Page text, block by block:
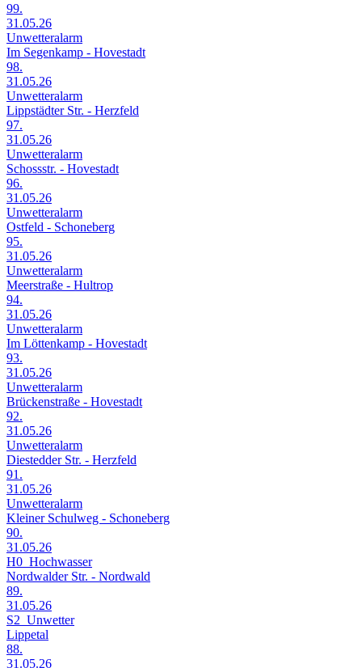
99.
31.05.26
Unwetteralarm
Im Segenkamp - Hovestadt
98.
31.05.26
Unwetteralarm
Lippstädter Str. - Herzfeld
97.
31.05.26
Unwetteralarm
Schossstr. - Hovestadt
96.
31.05.26
Unwetteralarm
Ostfeld - Schoneberg
95.
31.05.26
Unwetteralarm
Meerstraße - Hultrop
94.
31.05.26
Unwetteralarm
Im Löttenkamp - Hovestadt
93.
31.05.26
Unwetteralarm
Brückenstraße - Hovestadt
92.
31.05.26
Unwetteralarm
Diestedder Str. - Herzfeld
91.
31.05.26
Unwetteralarm
Kleiner Schulweg - Schoneberg
90.
31.05.26
H0_Hochwasser
Nordwalder Str. - Nordwald
89.
31.05.26
S2_Unwetter
Lippetal
88.
31.05.26